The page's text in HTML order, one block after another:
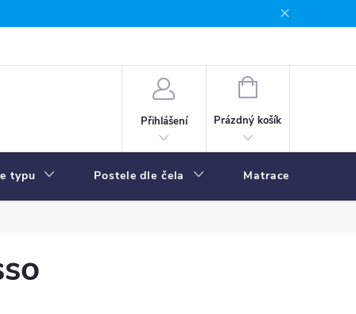
Přihlášení
NÁKUPNÍ
Prázdný košík
typu Postele dle čela Matrace